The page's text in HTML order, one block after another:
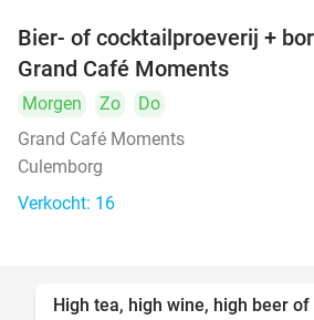
Bier- of cocktailproeverij +
Grand Café Moments
Morgen Zo
Do
Grand Café Moments
Culemborg
Verkocht: 16
High tea, high wine, high beer